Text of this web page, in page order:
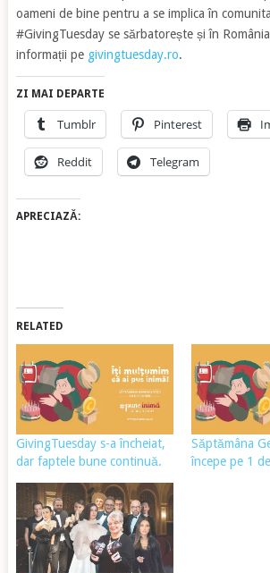
oameni de bine pentru a se implica în
#GivingTuesday se sărbatorește și în
informații pegivingtuesday.ro.
ZI MAI DEPARTE
Tumblr Pinterest
Reddit Telegram
APRECIAZĂ:
RELATED
GivingTuesday s-a încheiat,
dar faptele bune continuă.
Săptămâna
începe pe 1